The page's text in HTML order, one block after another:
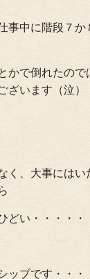
事中に階段７か
かで倒れたので
ざいます（泣）
く、大事にはい
どい・・・・・
ップです・・・